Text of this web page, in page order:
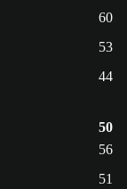
60
53
44
50
56
51